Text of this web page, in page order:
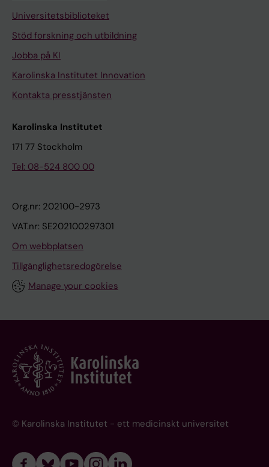
Universitetsbiblioteket
Stöd forskning och utbildning
Jobba på KI
Karolinska Institutet Innovation
Kontakta presstjänsten
Karolinska Institutet
171 77 Stockholm
Tel: 08-524 800 00
Org.nr: 202100-2973
VAT.nr: SE202100297301
Om webbplatsen
Tillgänglighetsredogörelse
Manage your cookies
© Karolinska Institutet - ett medicinskt universitet